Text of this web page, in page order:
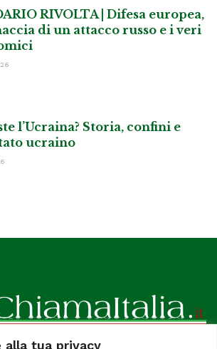
alla tua privacy
RIVOLTA | Difesa europea,
di un attacco russo e i veri
l’Ucraina? Storia, confini e
ucraino